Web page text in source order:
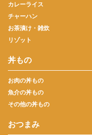
カレーライス
チャーハン
お茶漬け・雑炊
リゾット
丼もの
お肉の丼もの
魚介の丼もの
その他の丼もの
おつまみ